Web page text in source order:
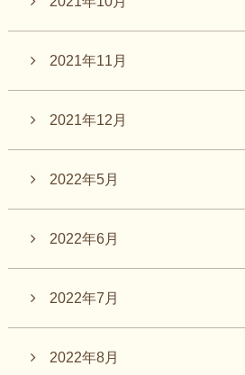
2021年11月
2021年12月
2022年5月
2022年6月
2022年7月
2022年8月